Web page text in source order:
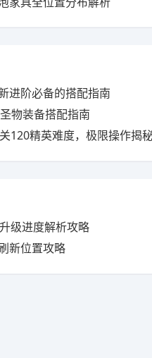
进阶必备的搭配指南
物装备搭配指南
120精英难度，极限操作揭
级进度解析攻略
新位置攻略